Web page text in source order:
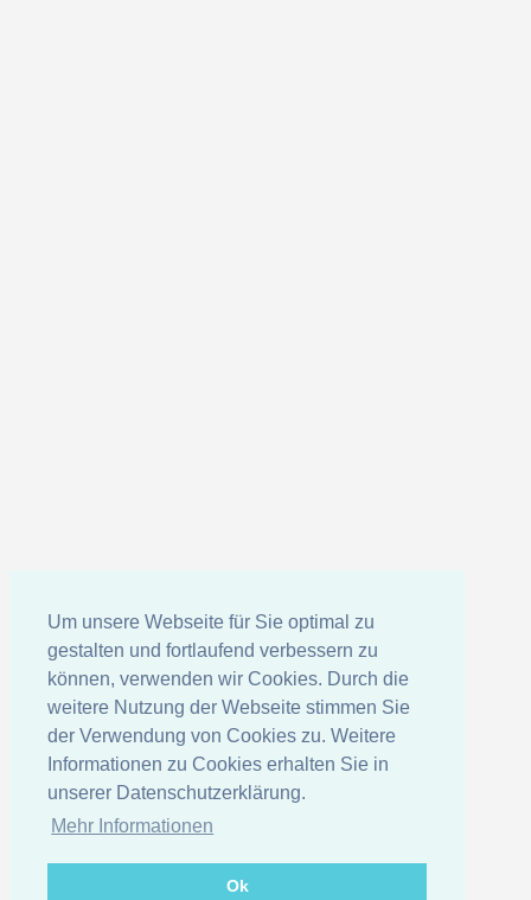
Um unsere Webseite für Sie optimal zu
gestalten und fortlaufend verbessern zu
können, verwenden wir Cookies. Durch die
weitere Nutzung der Webseite stimmen Sie
der Verwendung von Cookies zu. Weitere
Informationen zu Cookies erhalten Sie in
unserer Datenschutzerklärung.
Mehr Informationen
Ok